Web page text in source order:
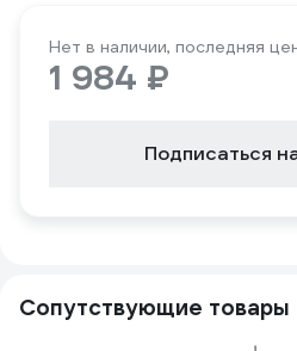
Нет в наличии, последняя
1 984 ₽
Подписаться
Сопутствующие товары